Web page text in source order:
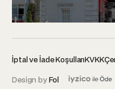
İptal ve İade KoşullarıKVKK
Design byFol